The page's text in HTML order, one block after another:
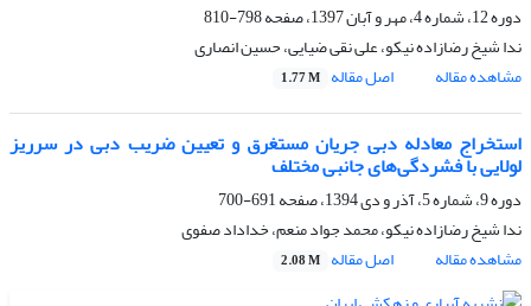
دوره 12، شماره 4، مهر و آبان 1397، صفحه
798-810
ندا شیخ رضازاده نیکو، علی نقی ضیایی، حسین انصاری
مشاهده مقاله
اصل مقاله 1.77 M
استخراج معادله دبی جریان مستغرق و تعیین ضریب دبی در سرریز
لولایی با فشردگی‌های جانبی مختلف
دوره 9، شماره 5، آذر و دی 1394، صفحه
691-700
ندا شیخ رضازاده نیکو، محمد جواد منعم، خداداد صفوی
مشاهده مقاله
اصل مقاله 2.08 M